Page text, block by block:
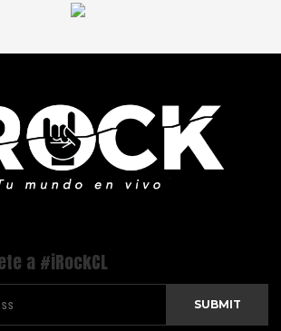
a #iRockCL